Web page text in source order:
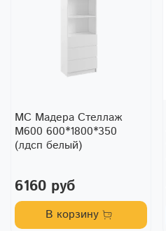
МС Мадера Стеллаж
М600 600*1800*350
(лдсп белый)
6160 руб
В корзину